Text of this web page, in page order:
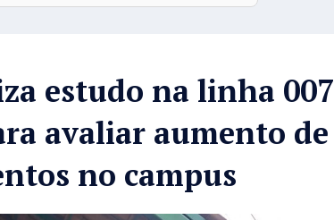
estudo na linha 007
avaliar aumento de
no campus